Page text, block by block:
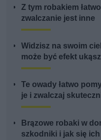
Z tym robakiem
zwalczanie jest inne
Widzisz na swoim
może być efekt
Te owady łatwo
je i zwalczaj
Brązowe robaki w
szkodniki i jak się